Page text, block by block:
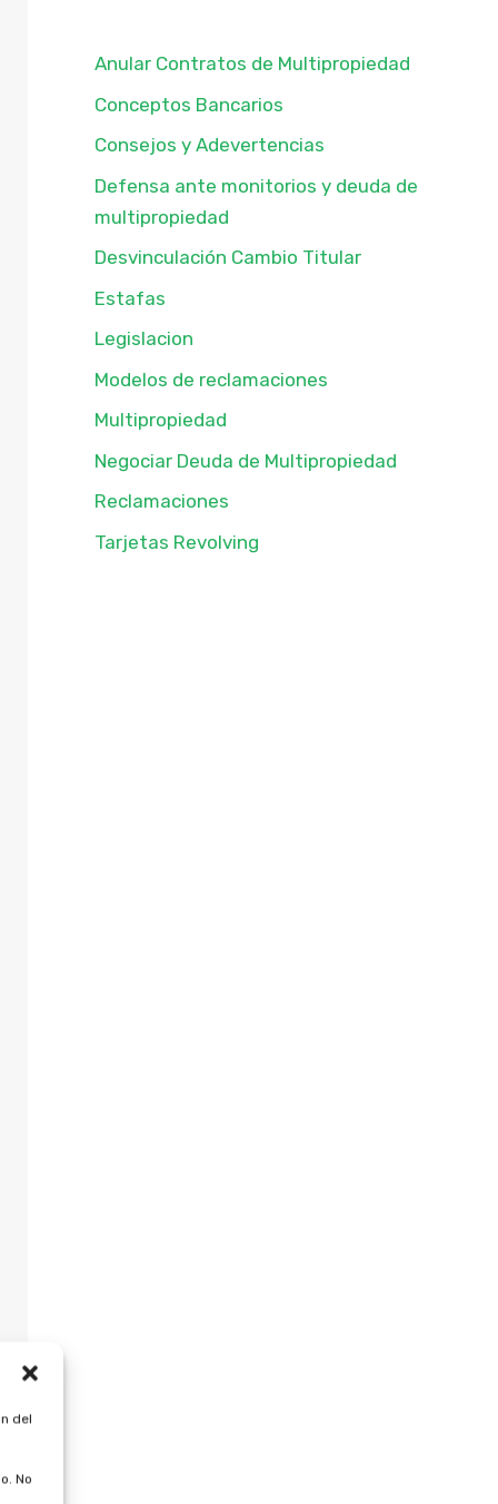
del
No
Anular Contratos de Multipropiedad
Conceptos Bancarios
Consejos y Adevertencias
Defensa ante monitorios y deuda de
multipropiedad
Desvinculación Cambio Titular
Estafas
Legislacion
Modelos de reclamaciones
Multipropiedad
Negociar Deuda de Multipropiedad
Reclamaciones
Tarjetas Revolving